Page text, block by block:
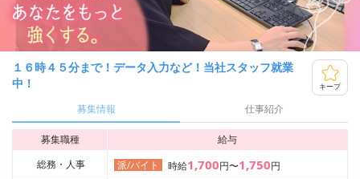
１６時４５分まで！データ入力など！当社スタッフ就業
中！
キープ
募集情報 仕事紹介
募集職種
給与
総務・人事
派/バイト 時給1,700円〜1,750円